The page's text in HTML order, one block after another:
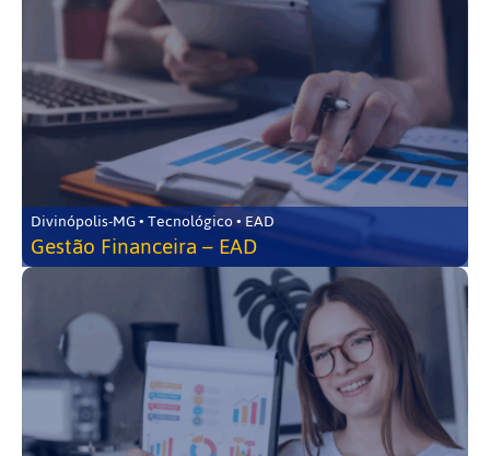
Divinópolis-MG • Tecnológico • EAD
Gestão Financeira – EAD